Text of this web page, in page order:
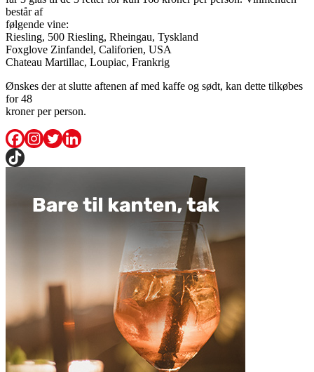
består af
følgende vine:
Riesling, 500 Riesling, Rheingau, Tyskland
Foxglove Zinfandel, Califorien, USA
Chateau Martillac, Loupiac, Frankrig
Ønskes der at slutte aftenen af med kaffe og sødt, kan dette tilkøbes
for 48
kroner per person.